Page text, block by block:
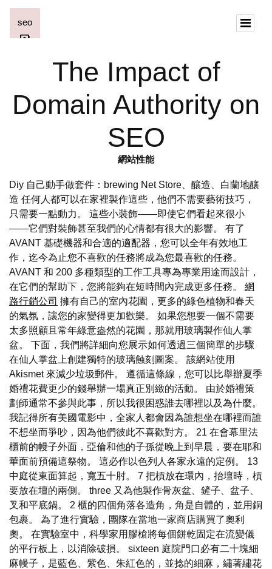
The Impact of
Domain Authority on
SEO
網站性能
Diy 自己動手做套件：brewing Net Store、釀造、白蘭地釀
造 任何人都可以在家裡製作這些，他們不需要藝術技巧，
只需要一點動力。 這些小裝飾——即使它們看起來很小
——它們對裝飾甚至我們的心情都有很大的影響。 有了
AVANT 基礎機器和合適的適配器，您可以全年有效地工
作，迄今為止您不喜歡的任務將成為您最喜歡的任務。
AVANT 和 200 多種類型的工作工具專為專業用途而設計，
在它們的幫助下，您將能夠在短時間內完成更多任務。 網
路行銷公司 擁有自己的室內花園，更多的綠色植物和春天
的氣氛，讓您的家變得更加歡樂。 如果您想要一個不需要
太多照顧且常年綠意盎然的花園，那就用玻璃製作仙人掌
盆。 下面，我們將詳細向您展示如何透過三個簡單的步驟
在仙人掌盆上創建獨特的玻璃蝕刻圖案。 該網站使用
Akismet 來減少垃圾郵件。 遵循這條線，您可以比舉辦夏季
婚禮花費更少的錢舉辦一場真正別緻的活動。 由於婚禮策
劃師通常不參與此事，所以我很困惑誰去哪裡以及為什麼。
我記得所有美國電影中，全家人都會因為誰想坐在哪裡而誰
不想坐而爭吵，因為他們彼此不喜歡對方。 21 在會幕里法
櫃前的幔子外面，亞倫和他的子孫從晚上到早晨，要在耶和
華面前預備這祭物。 這必作以色列人各家永遠的定例。 13
中庭從東面算起，寬五十肘。 7 把槓放在環內，抬壇時，槓
要放在壇的兩側。 three 又為他製作骨灰盆、鏟子、盆子、
叉和平底鍋。 2 櫃的四個角落各造角，角是自體的，並用銅
包裹。 為了進行實驗，團隊在當地一家商店購買了奧利
奧。 在實驗室中，科學家用膠槍將每個餅乾固定在流變儀
的平行板上，以消除破損。 sixteen 庭院門口必有二十塊細
麻幔子，是藍色、紫色、朱紅色的，並捻的細麻，繡著繡花